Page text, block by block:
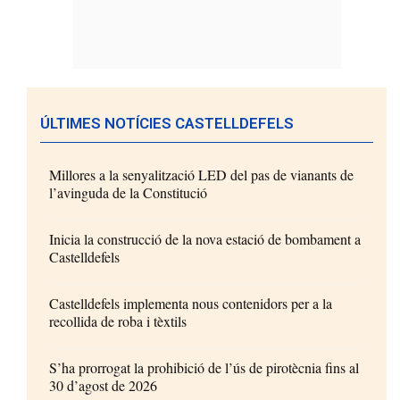
ÚLTIMES NOTÍCIES CASTELLDEFELS
Millores a la senyalització LED del pas de vianants de
l’avinguda de la Constitució
Inicia la construcció de la nova estació de bombament a
Castelldefels
Castelldefels implementa nous contenidors per a la
recollida de roba i tèxtils
S’ha prorrogat la prohibició de l’ús de pirotècnia fins al
30 d’agost de 2026